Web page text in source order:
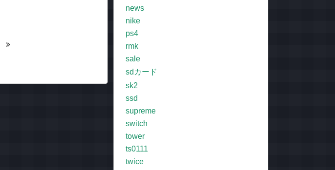
news
nike
ps4
rmk
sale
sdカード
sk2
ssd
supreme
switch
tower
ts0111
twice